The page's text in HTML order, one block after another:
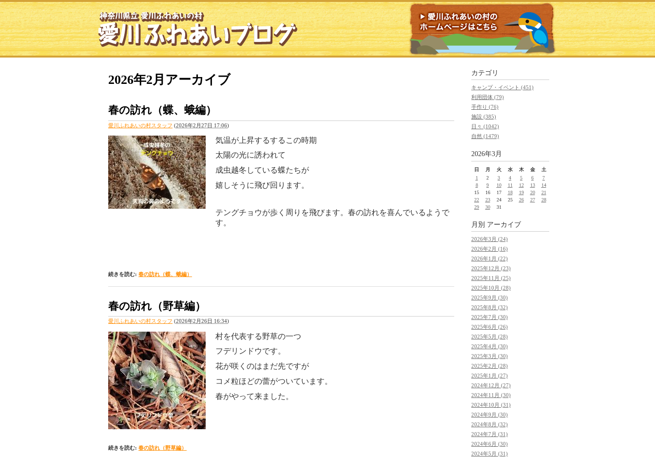
2026年2月アーカイブ
春の訪れ（蝶、蛾編）
愛川ふれあいの村スタッフ (2026年2月27日 17:06)
気温が上昇するするこの時期
太陽の光に誘われて
成虫越冬している蝶たちが
嬉しそうに飛び回ります。
テングチョウが歩く周りを飛びます。春の訪れを喜んでいるようで
す。
続きを読む: 春の訪れ（蝶、蛾編）
春の訪れ（野草編）
愛川ふれあいの村スタッフ (2026年2月26日 16:34)
村を代表する野草の一つ
フデリンドウです。
花が咲くのはまだ先ですが
コメ粒ほどの蕾がついています。
春がやって来ました。
続きを読む: 春の訪れ（野草編）
カテゴリ
キャンプ・イベント (451)
利用団体 (79)
手作り (76)
施設 (385)
日々 (1042)
自然 (1479)
2026年3月
日 月 火 水 木 金
土
1
2 3 4 5 6
7
8
9 10 11 12 13
14
15
16 17 18 19 20
21
22
23 24 25 26 27
28
29
30 31
月別 アーカイブ
2026年3月 (24)
2026年2月 (16)
2026年1月 (22)
2025年12月 (23)
2025年11月 (25)
2025年10月 (28)
2025年9月 (30)
2025年8月 (32)
2025年7月 (30)
2025年6月 (26)
2025年5月 (28)
2025年4月 (30)
2025年3月 (30)
2025年2月 (28)
2025年1月 (27)
2024年12月 (27)
2024年11月 (30)
2024年10月 (31)
2024年9月 (30)
2024年8月 (32)
2024年7月 (31)
2024年6月 (30)
2024年5月 (31)